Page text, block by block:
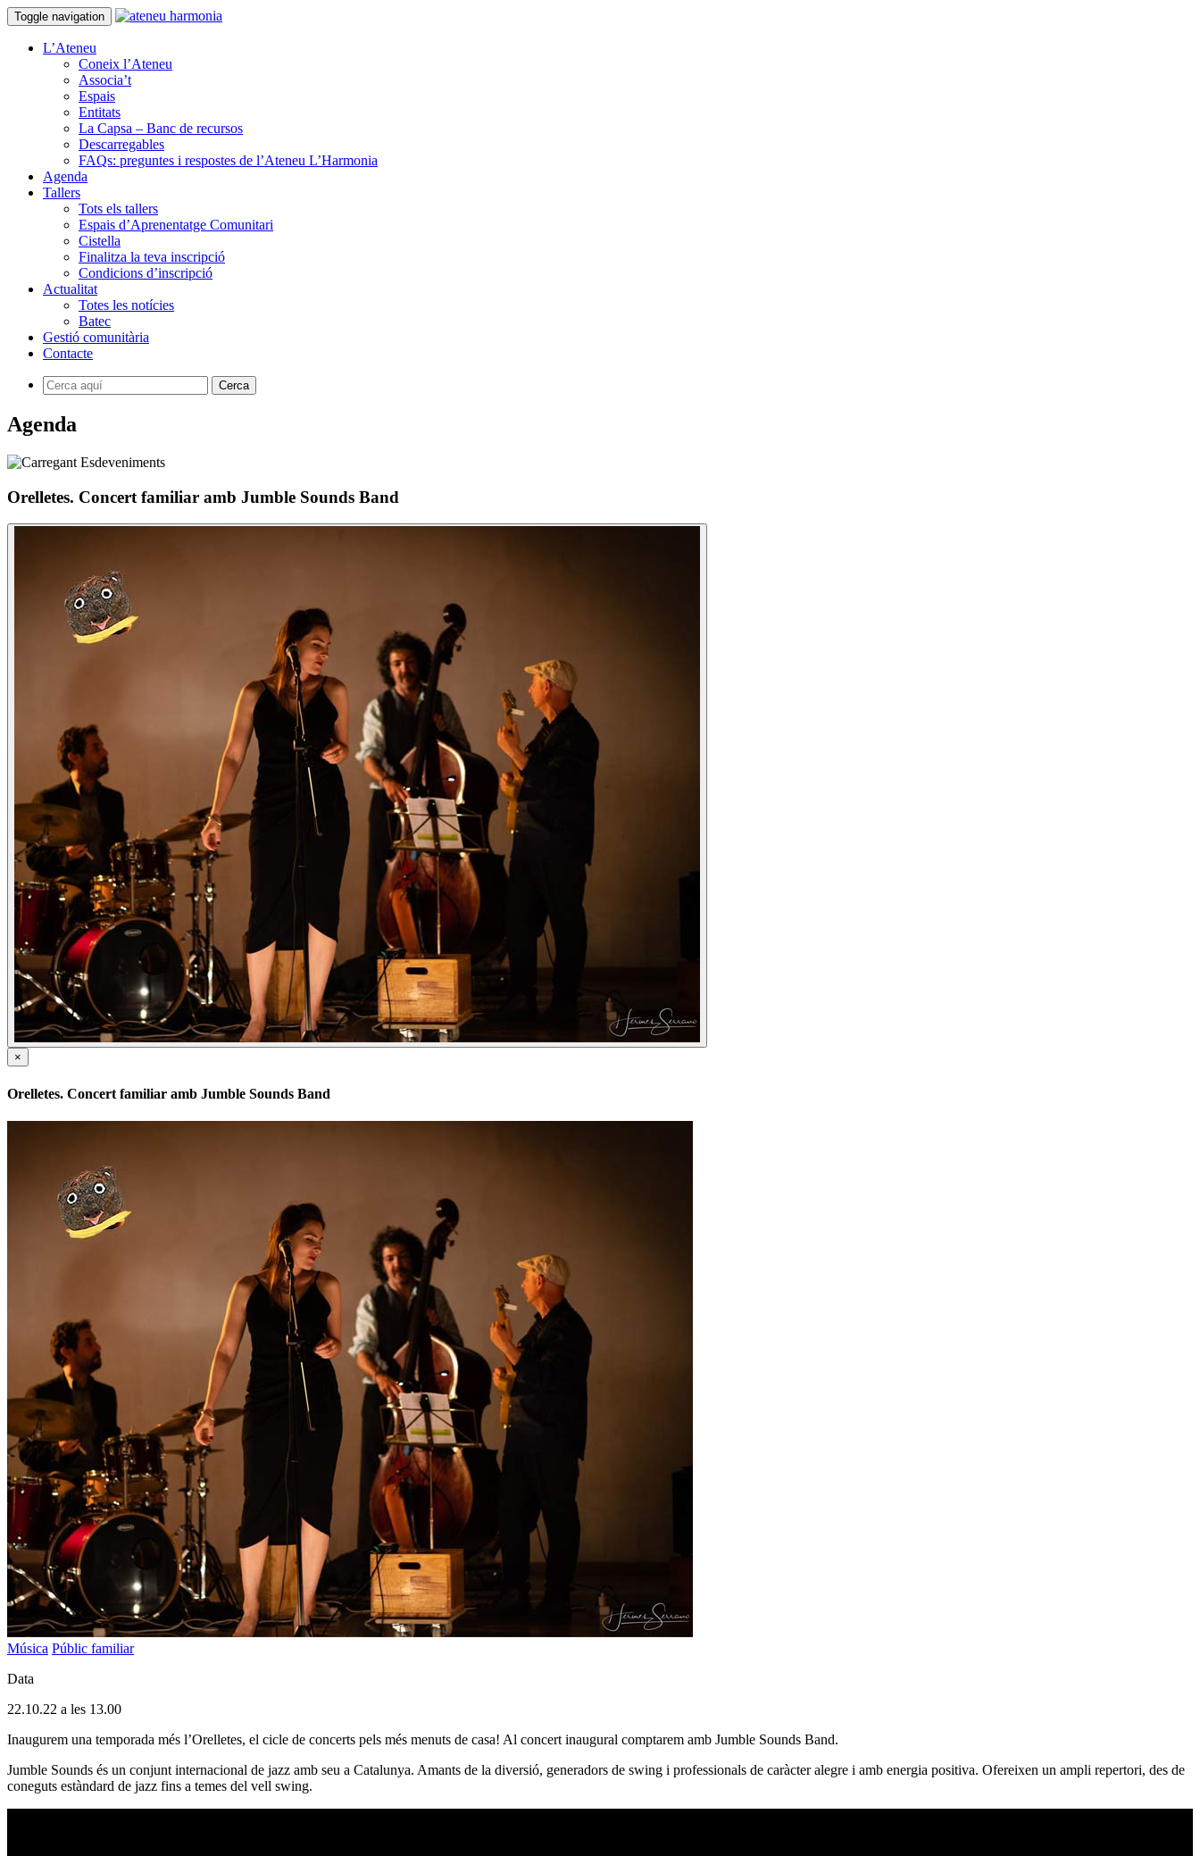
Toggle navigation
L’Ateneu
Coneix l’Ateneu
Associa’t
Espais
Entitats
La Capsa – Banc de recursos
Descarregables
FAQs: preguntes i respostes de l’Ateneu L’Harmonia
Agenda
Tallers
Tots els tallers
Espais d’Aprenentatge Comunitari
Cistella
Finalitza la teva inscripció
Condicions d’inscripció
Actualitat
Totes les notícies
Batec
Gestió comunitària
Contacte
Agenda
Orelletes. Concert familiar amb Jumble Sounds Band
×
Orelletes. Concert familiar amb Jumble Sounds Band
Música Públic familiar
Data
22.10.22 a les 13.00
Inaugurem una temporada més l’Orelletes, el cicle de concerts pels més menuts de casa! Al concert inaugural comptarem amb Jumble Sounds Band.
Jumble Sounds és un conjunt internacional de jazz amb seu a Catalunya. Amants de la diversió, generadors de swing i professionals de caràcter alegre i amb energia positiva. Ofereixen un ampli repertori, des de
coneguts estàndard de jazz fins a temes del vell swing.